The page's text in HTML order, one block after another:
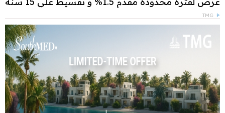
TMG